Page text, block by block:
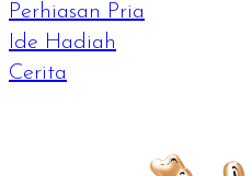
Perhiasan Pria
Ide Hadiah
Cerita